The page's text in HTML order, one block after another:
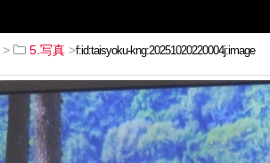
> 5.写真 >